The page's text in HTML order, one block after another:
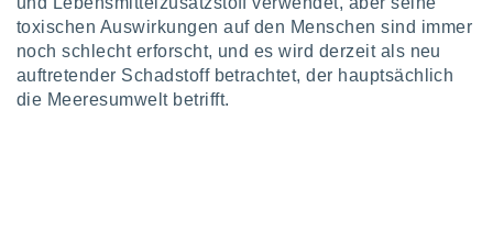
zur
toxischen Auswirkungen auf den Menschen sind immer
noch schlecht erforscht, und es wird derzeit als neu
auftretender Schadstoff betrachtet, der hauptsächlich
die Meeresumwelt betrifft.